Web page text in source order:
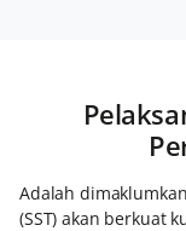
Adalah
(SST) akan berkuat